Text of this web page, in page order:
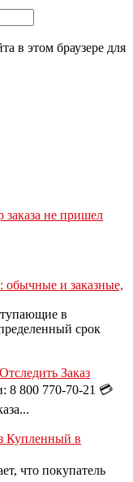
в этом браузере для
заказа не пришел
обычные и заказные,
в
срок
Заказ
8 800 770-70-21 💳
Купленный в
что покупатель